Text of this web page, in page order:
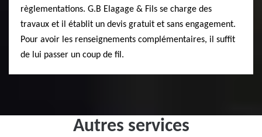
règlementations. G.B Elagage & Fils se charge des
travaux et il établit un devis gratuit et sans engagement.
Pour avoir les renseignements complémentaires, il suffit
de lui passer un coup de fil.
Autres services